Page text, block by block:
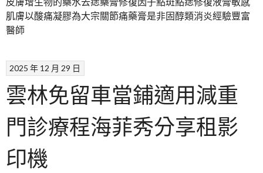
肌膚以酸痛凝膠為大宗關節痛藥膏是非固醇類消炎經驗豐富
醫師
2025 年 12 月 29 日
雲林免留車當鋪適用減重
門診療程海菲秀分享租影
印機